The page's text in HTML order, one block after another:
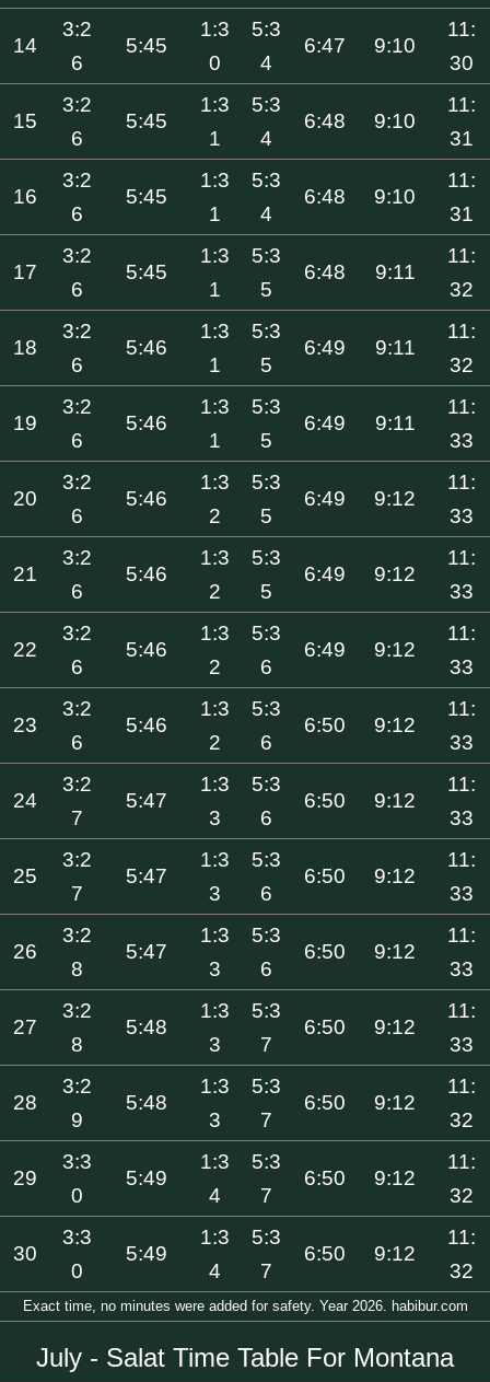
14
3:2
6
5:45
1:3
0
5:3
4
6:47 9:10
11:
30
15
3:2
6
5:45
1:3
1
5:3
4
6:48 9:10
11:
31
16
3:2
6
5:45
1:3
1
5:3
4
6:48 9:10
11:
31
17
3:2
6
5:45
1:3
1
5:3
5
6:48 9:11
11:
32
18
3:2
6
5:46
1:3
1
5:3
5
6:49 9:11
11:
32
19
3:2
6
5:46
1:3
1
5:3
5
6:49 9:11
11:
33
20
3:2
6
5:46
1:3
2
5:3
5
6:49 9:12
11:
33
21
3:2
6
5:46
1:3
2
5:3
5
6:49 9:12
11:
33
22
3:2
6
5:46
1:3
2
5:3
6
6:49 9:12
11:
33
23
3:2
6
5:46
1:3
2
5:3
6
6:50 9:12
11:
33
24
3:2
7
5:47
1:3
3
5:3
6
6:50 9:12
11:
33
25
3:2
7
5:47
1:3
3
5:3
6
6:50 9:12
11:
33
26
3:2
8
5:47
1:3
3
5:3
6
6:50 9:12
11:
33
27
3:2
8
5:48
1:3
3
5:3
7
6:50 9:12
11:
33
28
3:2
9
5:48
1:3
3
5:3
7
6:50 9:12
11:
32
29
3:3
0
5:49
1:3
4
5:3
7
6:50 9:12
11:
32
30
3:3
0
5:49
1:3
4
5:3
7
6:50 9:12
11:
32
Exact time, no minutes were added for safety. Year 2026. habibur.com
July - Salat Time Table For Montana